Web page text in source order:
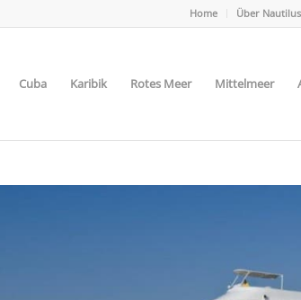
Home Über Nautilus
Cuba Karibik Rotes Meer Mittelmeer